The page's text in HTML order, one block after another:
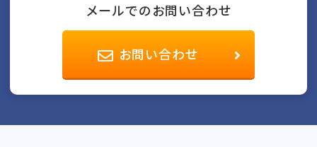
メールでのお問い合わせ
お問い合わせ